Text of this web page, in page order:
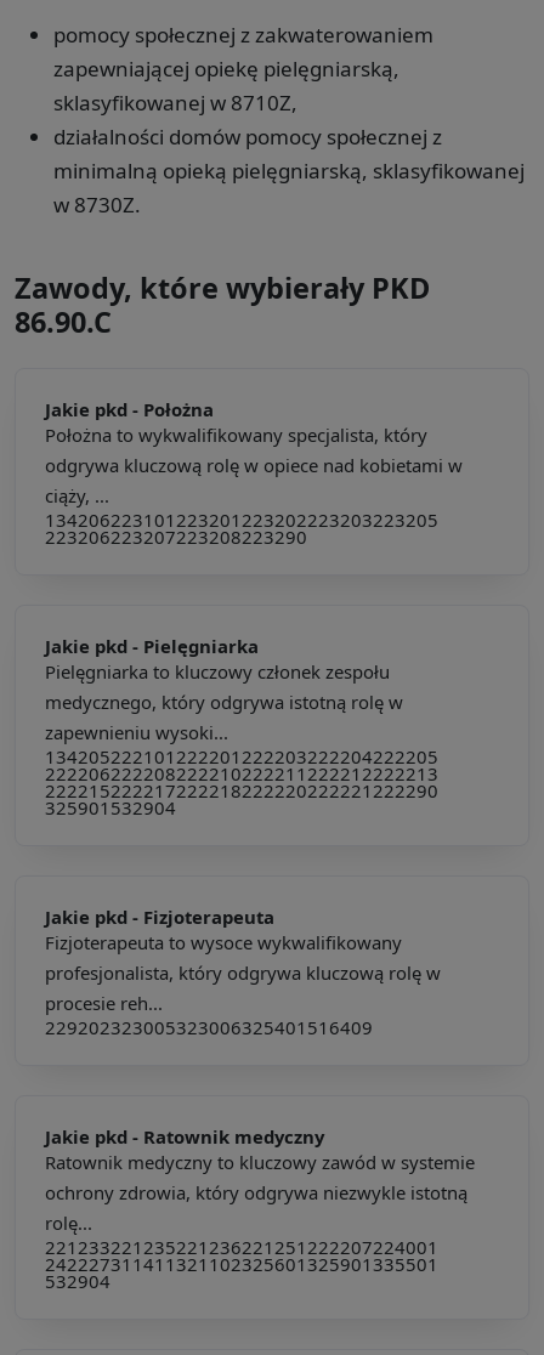
pomocy społecznej z zakwaterowaniem
zapewniającej opiekę pielęgniarską,
sklasyfikowanej w 8710Z,
działalności domów pomocy społecznej z
minimalną opieką pielęgniarską, sklasyfikowanej
w 8730Z.
Zawody, które wybierały PKD
86.90.C
Jakie pkd - Położna
Położna to wykwalifikowany specjalista, który
odgrywa kluczową rolę w opiece nad kobietami w
ciąży, ...
134206223101 223201 223202223203223205
223206223207223208223290
Jakie pkd - Pielęgniarka
Pielęgniarka to kluczowy członek zespołu
medycznego, który odgrywa istotną rolę w
zapewnieniu wysoki...
134205222101 222201 222203222204222205
222206222208222210222211 222212222213
222215222217222218222220222221 222290
325901 532904
Jakie pkd - Fizjoterapeuta
Fizjoterapeuta to wysoce wykwalifikowany
profesjonalista, który odgrywa kluczową rolę w
procesie reh...
229202323005323006325401 516409
Jakie pkd - Ratownik medyczny
Ratownik medyczny to kluczowy zawód w systemie
ochrony zdrowia, który odgrywa niezwykle istotną
rolę...
221233221235221236221251 222207224001
242227311411321102325601325901335501
532904